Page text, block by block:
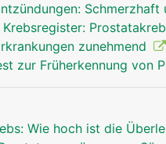
Schmerzhaft
Krebsregister:
zunehmend
zur Früherkennung von
Wie hoch ist die